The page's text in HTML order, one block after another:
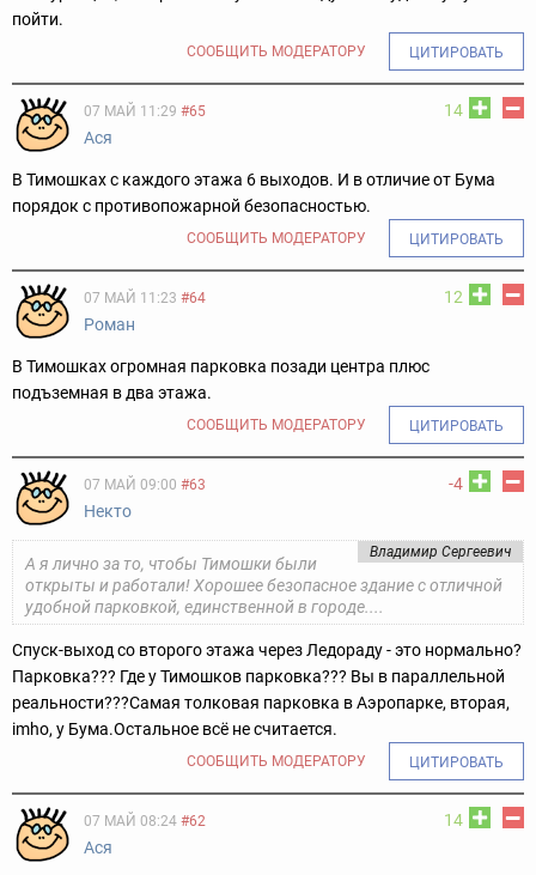
пойти.
СООБЩИТЬ МОДЕРАТОРУ ЦИТИРОВАТЬ
14
07 МАЙ 11:29 #65
Ася
В Тимошках с каждого этажа 6 выходов. И в отличие от Бума
порядок с противопожарной безопасностью.
СООБЩИТЬ МОДЕРАТОРУ ЦИТИРОВАТЬ
12
07 МАЙ 11:23 #64
Роман
В Тимошках огромная парковка позади центра плюс
подъземная в два этажа.
СООБЩИТЬ МОДЕРАТОРУ ЦИТИРОВАТЬ
-4
07 МАЙ 09:00 #63
Некто
Владимир Сергеевич
А я лично за то, чтобы Тимошки были
открыты и работали! Хорошее безопасное здание с отличной
удобной парковкой, единственной в городе....
Спуск-выход со второго этажа через Ледораду - это нормально?
Парковка??? Где у Тимошков парковка??? Вы в параллельной
реальности???Самая толковая парковка в Аэропарке, вторая,
imho, у Бума.Остальное всё не считается.
СООБЩИТЬ МОДЕРАТОРУ ЦИТИРОВАТЬ
14
07 МАЙ 08:24 #62
Ася